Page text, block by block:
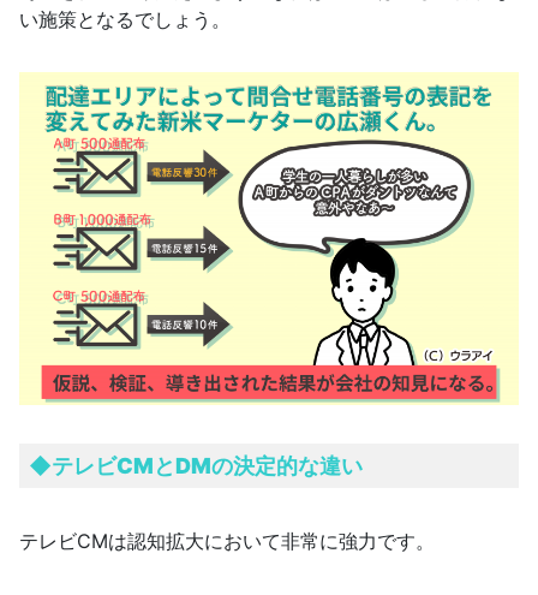
い施策となるでしょう。
◆テレビCMとDMの決定的な違い
テレビCMは認知拡大において非常に強力です。